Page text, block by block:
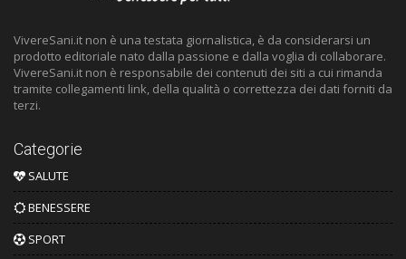
VivereSani.it non è una testata giornalistica, è da considerarsi un
prodotto editoriale nato dalla passione e dalla voglia di collaborare.
VivereSani.it non è responsabile dei contenuti dei siti a cui rimanda
tramite collegamenti link, della qualità o correttezza dei dati forniti da
terzi.
Categorie
SALUTE
BENESSERE
SPORT